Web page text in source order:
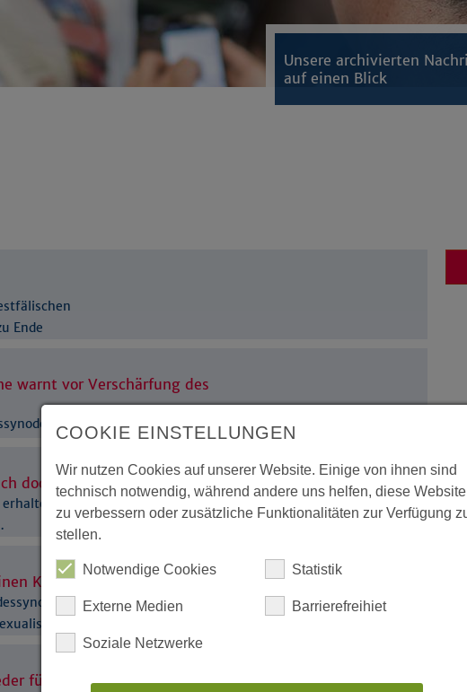
Unsere archivierten
auf einen Blick
Ende
warnt vor Verschärfung des
der EKvW
doch!
volle Unterstützung der
Kulturwandel – jetzt!“
Nancy Janz vom
für die Kirchenleitung
COOKIE EINSTELLUNGEN
Wir nutzen Cookies auf unserer Website. Einige von ihnen sind
technisch notwendig, während andere uns helfen, diese Website
zu verbessern oder zusätzliche Funktionalitäten zur Verfügung
stellen.
Notwendige Cookies Statistik
Externe Medien Barrierefreihiet
Soziale Netzwerke